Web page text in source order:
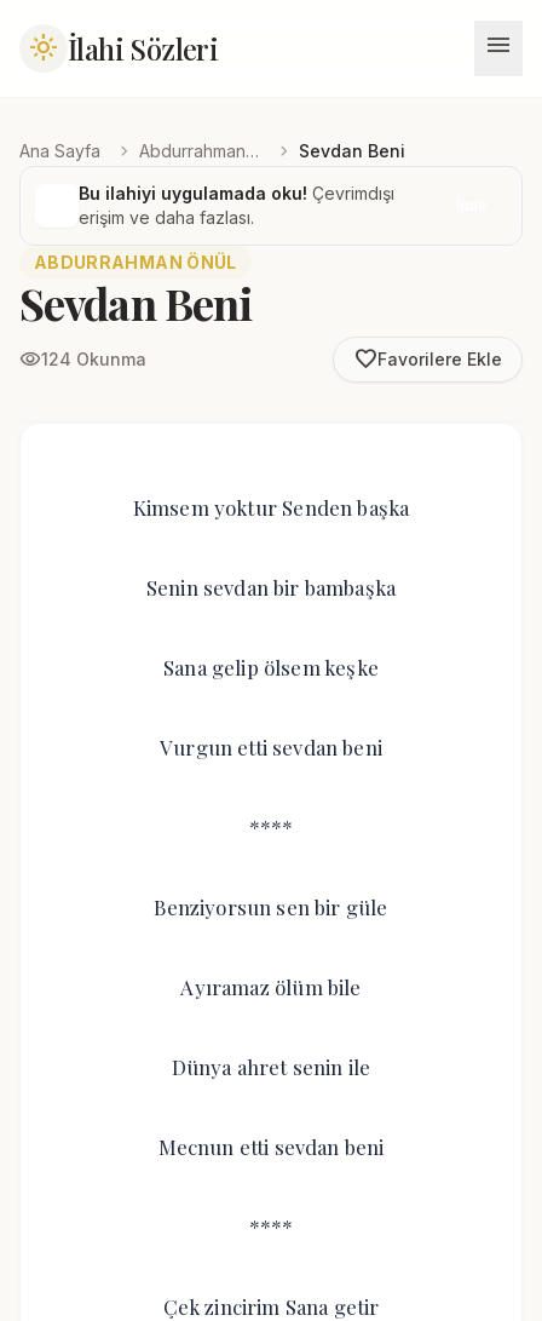
light_mode İlahi Sözleri menu
Ana Sayfa chevron_right Abdurrahman Önül chevron_right Sevdan Beni
Bu ilahiyi uygulamada oku! Çevrimdışı
erişim ve daha fazlası.
ABDURRAHMAN ÖNÜL
Sevdan Beni
visibility124 Okunma favorite_borderFavorilere Ekle
Kimsem yoktur Senden başka
Senin sevdan bir bambaşka
Sana gelip ölsem keşke
Vurgun etti sevdan beni
****
Benziyorsun sen bir güle
Ayıramaz ölüm bile
Dünya ahret senin ile
Mecnun etti sevdan beni
****
Çek zincirim Sana getir